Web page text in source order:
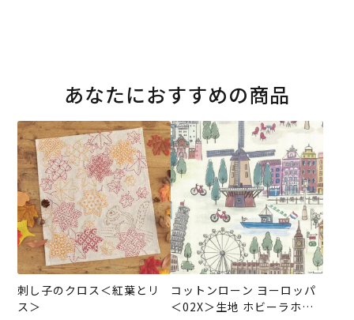
あなたにおすすめの商品
刺し子のクロス＜紅葉とリ
ス＞
コットンローン ヨーロッパ
＜02X＞生地 ホビーラホビ